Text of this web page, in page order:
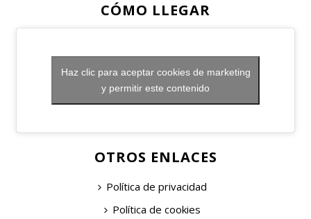
CÓMO LLEGAR
Haz clic para aceptar cookies de marketing
y permitir este contenido
OTROS ENLACES
Política de privacidad
Política de cookies